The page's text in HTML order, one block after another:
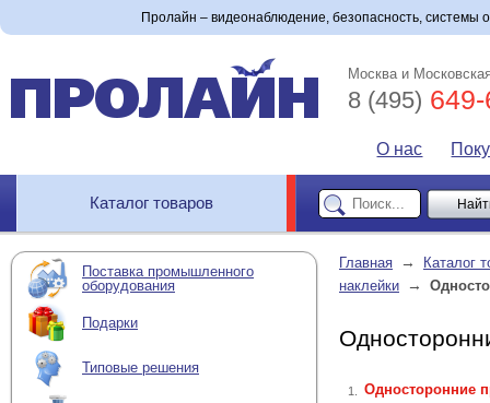
Пролайн – видеонаблюдение, безопасность,
Москва и
8 (495)
О нас
Каталог товаров
Поставка промышленного
оборудования
Подарки
Типовые решения
Главная →
Каталог
наклейки →
1. Односторонние